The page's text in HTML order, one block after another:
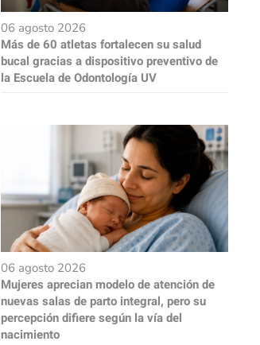
06 agosto 2026
Más de 60 atletas fortalecen su salud
bucal gracias a dispositivo preventivo de
la Escuela de Odontología UV
06 agosto 2026
Mujeres aprecian modelo de atención de
nuevas salas de parto integral, pero su
percepción difiere según la vía del
nacimiento